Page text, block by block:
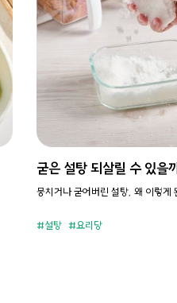
굳은 설탕 되살릴 수 있을
뭉치거나 굳어버린 설탕, 왜 이렇게
설탕 요리당